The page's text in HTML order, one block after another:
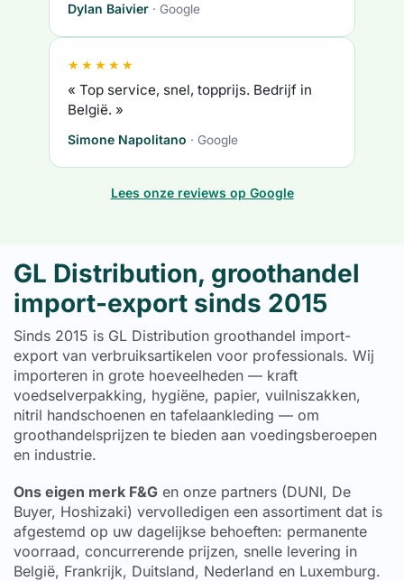
Dylan Baivier · Google
★★★★★
« Top service, snel, topprijs. Bedrijf in
België. »
Simone Napolitano · Google
Lees onze reviews op Google
GL Distribution, groothandel
import-export sinds 2015
Sinds 2015 is GL Distribution groothandel import-
export van verbruiksartikelen voor professionals. Wij
importeren in grote hoeveelheden — kraft
voedselverpakking, hygiëne, papier, vuilniszakken,
nitril handschoenen en tafelaankleding — om
groothandelsprijzen te bieden aan voedingsberoepen
en industrie.
Ons eigen merk F&G en onze partners (DUNI, De
Buyer, Hoshizaki) vervolledigen een assortiment dat is
afgestemd op uw dagelijkse behoeften: permanente
voorraad, concurrerende prijzen, snelle levering in
België, Frankrijk, Duitsland, Nederland en Luxemburg.